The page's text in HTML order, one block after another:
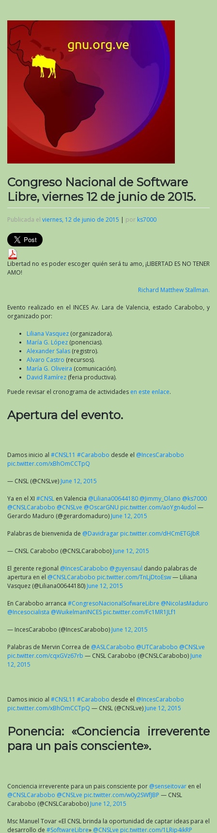
Congreso Nacional de Software
Libre, viernes 12 de junio de 2015.
Publicada el viernes, 12 de junio de 2015 | por ks7000
Libertad no es poder escoger quién será tu amo, ¡LIBERTAD ES NO TENER
AMO!
Richard Matthew Stallman.
Evento realizado en el INCES Av. Lara de Valencia, estado Carabobo, y
organizado por:
Liliana Vasquez (organizadora).
María G. López (ponencias).
Alexander Salas (registro).
Alvaro Castro (recursos).
María G. Oliveira (comunicación).
David Ramírez (feria productiva).
Puede revisar el cronograma de actividades en este enlace.
Apertura del evento.
Damos inicio al #CNSL11 #Carabobo desde el @IncesCarabobo
pic.twitter.com/xBhOmCCTpQ
— CNSL (@CNSLve) June 12, 2015
Ya en el XI #CNSL en Valencia @Liliana00644180 @Jimmy_Olano @ks7000
@CNSLCarabobo @CNSLve @OscarGNU pic.twitter.com/aoYgn4udol —
Gerardo Maduro (@gerardomaduro) June 12, 2015
Palabras de bienvenida de @Davidragar pic.twitter.com/dHCmETGJbR
— CNSL Carabobo (@CNSLCarabobo) June 12, 2015
El gerente regional @IncesCarabobo @guyensaul dando palabras de
apertura en el @CNSLCarabobo pic.twitter.com/TnLjDtoEsw— Liliana
Vasquez (@Liliana00644180) June 12, 2015
En Carabobo arranca #CongresoNacionalSofwareLibre @NicolasMaduro
@Incesocialista @WuikelmanINCES pic.twitter.com/Fc1MR1JLf1
— IncesCarabobo (@IncesCarabobo) June 12, 2015
Palabras de Mervin Correa de @ASLCarabobo @UTCarabobo @CNSLve
pic.twitter.com/cqxGVz67rb — CNSL Carabobo (@CNSLCarabobo) June
12, 2015
Damos inicio al #CNSL11 #Carabobo desde el @IncesCarabobo
pic.twitter.com/xBhOmCCTpQ — CNSL (@CNSLve) June 12, 2015
Ponencia: «Conciencia irreverente
para un pais consciente».
Conciencia irreverente para un pais consciente por @senseitovar en el
@CNSLCarabobo @CNSLve pic.twitter.com/w0y2SWfJBP — CNSL
Carabobo (@CNSLCarabobo) June 12, 2015
Msc Manuel Tovar «El CNSL brinda la oportunidad de captar ideas para el
desarrollo de #SoftwareLibre» @CNSLve pic.twitter.com/1LRip4ikRP